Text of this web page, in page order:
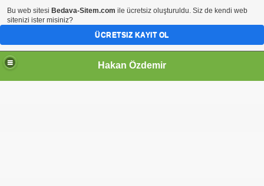
Hakan Özdemir
Bu web sitesi Bedava-Sitem.com ile ücretsiz oluşturuldu. Siz de kendi web
sitenizi ister misiniz?
ÜCRETSIZ KAYIT OL